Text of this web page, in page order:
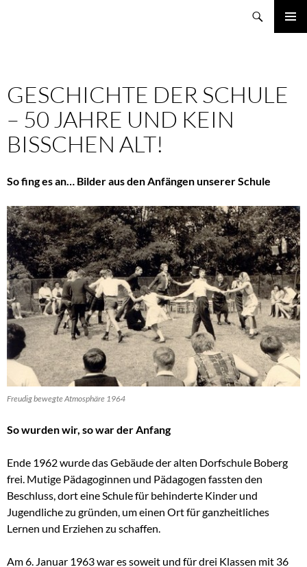
GESCHICHTE DER SCHULE
– 50 JAHRE UND KEIN
BISSCHEN ALT!
So fing es an… Bilder aus den Anfängen unserer Schule
Freudig bewegte Atmosphäre 1964
So wurden wir, so war der Anfang
Ende 1962 wurde das Gebäude der alten Dorfschule Boberg
frei. Mutige Pädagoginnen und Pädagogen fassten den
Beschluss, dort eine Schule für behinderte Kinder und
Jugendliche zu gründen, um einen Ort für ganzheitliches
Lernen und Erziehen zu schaffen.
Am 6. Januar 1963 war es soweit und für drei Klassen mit 36